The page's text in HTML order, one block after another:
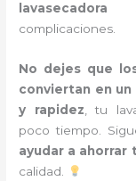
lavasecadora
complicaciones.
No dejes que
conviertan en
y rapidez , tu
poco tiempo.
ayudar a ahorrar
calidad.